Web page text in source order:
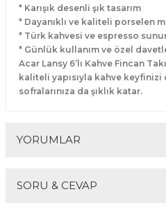
* Karışık desenli şık tasarım
* Dayanıklı ve kaliteli porselen
* Türk kahvesi ve espresso
* Günlük kullanım ve özel
Acar Lansy 6’lı Kahve Fincan
kaliteli yapısıyla kahve
sofralarınıza da şıklık katar.
YORUMLAR
SORU & CEVAP